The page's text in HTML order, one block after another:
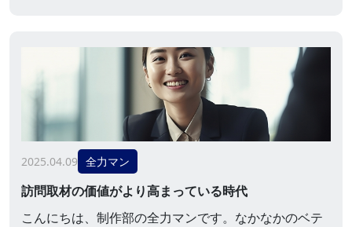
な…？」 「面接は何回あるのかな…？」 「内定までど
のくらい期間がかかるのかな…？」 と、とても基本的
な疑問なんですが、その基本が分からないと、求人を
見ている人は不安になったりします。 「Web面接」
に...
2025.04.09 全力マン
訪問取材の価値がより高まっている時代
こんにちは、制作部の全力マンです。なかなかのベテ